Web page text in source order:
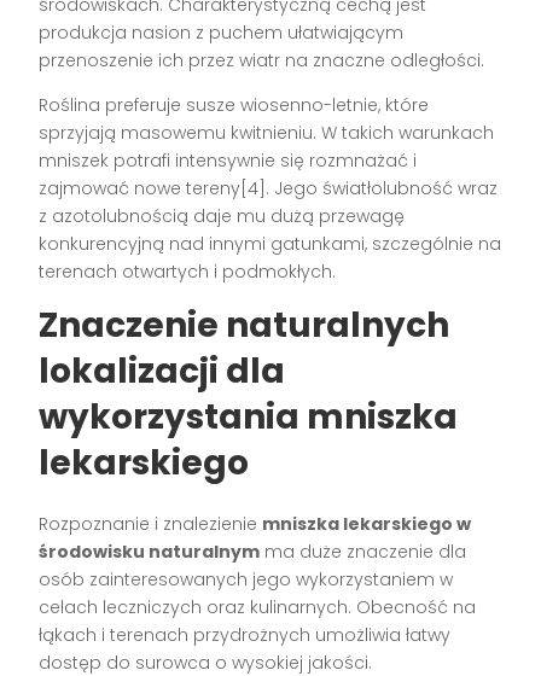
produkcja nasion z puchem ułatwiającym
przenoszenie ich przez wiatr na znaczne odległości.
Roślina preferuje susze wiosenno-letnie, które
sprzyjają masowemu kwitnieniu. W takich warunkach
mniszek potrafi intensywnie się rozmnażać i
zajmować nowe tereny[4]. Jego światłolubność wraz
z azotolubnością daje mu dużą przewagę
konkurencyjną nad innymi gatunkami, szczególnie na
terenach otwartych i podmokłych.
Znaczenie naturalnych
lokalizacji dla
wykorzystania mniszka
lekarskiego
Rozpoznanie i znalezienie mniszka lekarskiego w
środowisku naturalnym ma duże znaczenie dla
osób zainteresowanych jego wykorzystaniem w
celach leczniczych oraz kulinarnych. Obecność na
łąkach i terenach przydrożnych umożliwia łatwy
dostęp do surowca o wysokiej jakości.